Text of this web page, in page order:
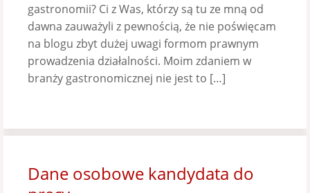
gastronomii? Ci z Was, którzy są tu ze mną od
dawna zauważyli z pewnością, że nie poświęcam
na blogu zbyt dużej uwagi formom prawnym
prowadzenia działalności. Moim zdaniem w
branży gastronomicznej nie jest to […]
Dane osobowe kandydata do